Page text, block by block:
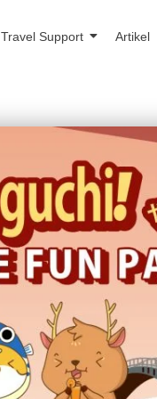
Travel Support Artikel